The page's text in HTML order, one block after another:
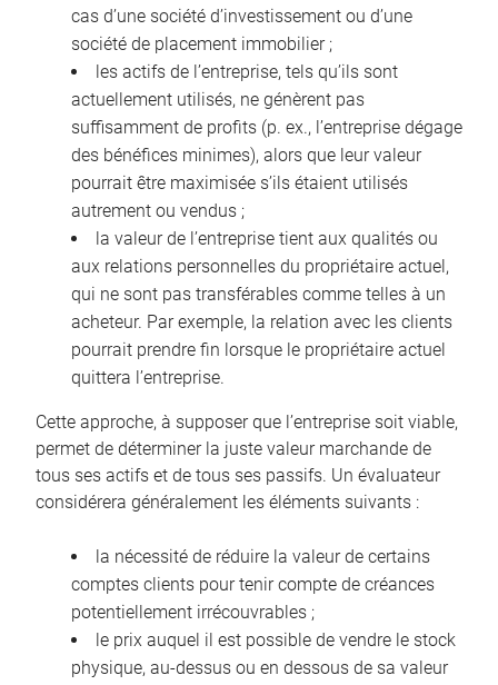
cas d’une société d’investissement ou d’une
société de placement immobilier ;
les actifs de l’entreprise, tels qu’ils sont
actuellement utilisés, ne génèrent pas
suffisamment de profits (p. ex., l’entreprise dégage
des bénéfices minimes), alors que leur valeur
pourrait être maximisée s’ils étaient utilisés
autrement ou vendus ;
la valeur de l’entreprise tient aux qualités ou
aux relations personnelles du propriétaire actuel,
qui ne sont pas transférables comme telles à un
acheteur. Par exemple, la relation avec les clients
pourrait prendre fin lorsque le propriétaire actuel
quittera l’entreprise.
Cette approche, à supposer que l’entreprise soit viable,
permet de déterminer la juste valeur marchande de
tous ses actifs et de tous ses passifs. Un évaluateur
considérera généralement les éléments suivants :
la nécessité de réduire la valeur de certains
comptes clients pour tenir compte de créances
potentiellement irrécouvrables ;
le prix auquel il est possible de vendre le stock
physique, au-dessus ou en dessous de sa valeur